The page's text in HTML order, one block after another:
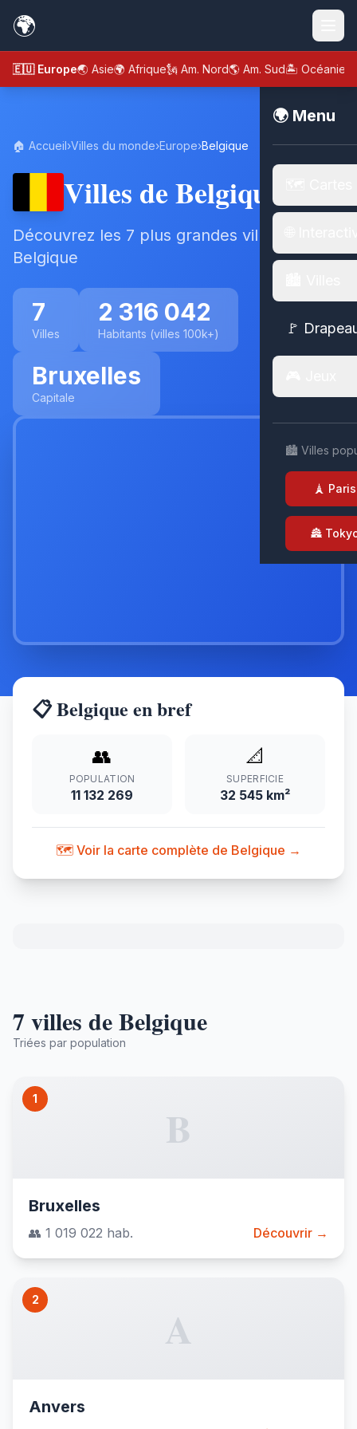
🌍
🇪🇺 Europe🌏 Asie🌍 Afrique🗽 Am. Nord🌎 Am. Sud🏝️ Océanie
🌍 Menu
🚩
🏙️ Villes
🗼 Paris
🏯
🏠 Accueil›Villes du monde›Europe›Belgique
Villes de Belgique
Découvrez les 7 plus grandes villes de
Belgique
7
Villes
2 316 042
Habitants (villes 100k+)
Bruxelles
Capitale
📋 Belgique en bref
👥
POPULATION
11 132 269
📐
SUPERFICIE
32 545 km²
🗺️ Voir la carte complète de Belgique →
7 villes de Belgique
Triées par population
1
B
Bruxelles
👥 1 019 022 hab. Découvrir →
2
A
Anvers